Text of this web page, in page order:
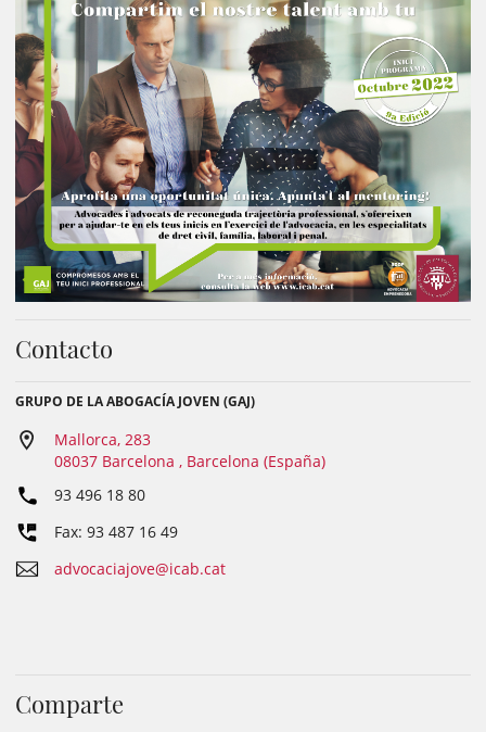
Contacto
GRUPO DE LA ABOGACÍA JOVEN (GAJ)
Mallorca, 283
08037 Barcelona , Barcelona (España)
93 496 18 80
Fax: 93 487 16 49
advocaciajove@icab.cat
Comparte